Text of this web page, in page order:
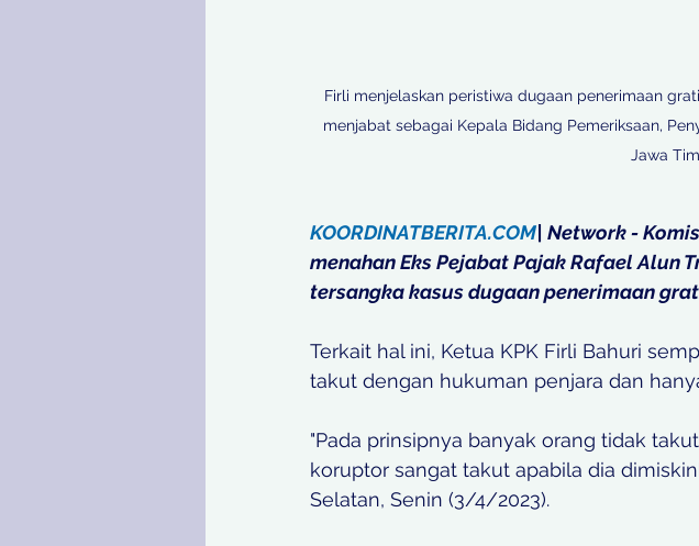
Firli menjelaskan peristiwa dugaan penerimaan
menjabat sebagai Kepala Bidang Pemeriksaan,
Jawa
KOORDINATBERITA.COM | Network -
menahan Eks Pejabat Pajak Rafael Alun
tersangka kasus dugaan penerimaan
Terkait hal ini, Ketua KPK Firli Bahuri
takut dengan hukuman penjara dan
"Pada prinsipnya banyak orang tidak
koruptor sangat takut apabila dia
Selatan, Senin (3/4/2023).